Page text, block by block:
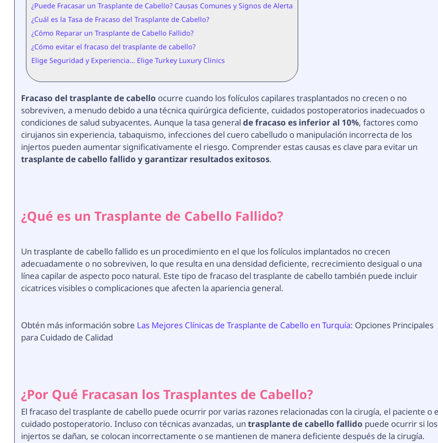
¿Puede Fracasar un Trasplante de Cabello? Causas Comunes y Signos de Alerta
¿Cuál es la Tasa de Fracaso del Trasplante de Cabello?
¿Cómo Reparar un Trasplante de Cabello Fallido?
¿Cómo evitar el fracaso del trasplante de cabello?
Elige Seguridad y Experiencia… Elige Turkey Luxury Clinics
Fracaso del trasplante de cabello ocurre cuando los folículos capilares trasplantados no crecen o no
sobreviven, a menudo debido a una técnica quirúrgica deficiente, cuidados postoperatorios inadecuados o
condiciones de salud subyacentes. Aunque la tasa generalde fracaso es inferior al 10%, factores como
cirujanos sin experiencia, tabaquismo, infecciones del cuero cabelludo o manipulación incorrecta de los
injertos pueden aumentar significativamente el riesgo. Comprender estas causas es clave para evitar un
trasplante de cabello fallido y garantizar resultados exitosos.
¿Qué es un Trasplante de Cabello Fallido?
Un trasplante de cabello fallido es un procedimiento en el que los folículos implantados no crecen
adecuadamente o no sobreviven, lo que resulta en una densidad deficiente, recrecimiento desigual o una
línea capilar de aspecto poco natural. Este tipo de fracaso del trasplante de cabello también puede incluir
cicatrices visibles o complicaciones que afecten la apariencia general.
Obtén más información sobre Las Mejores Clínicas de Trasplante de Cabello en Turquía: Opciones Principales
para Cuidado de Calidad
¿Por Qué Fracasan los Trasplantes de Cabello?
El fracaso del trasplante de cabello puede ocurrir por varias razones relacionadas con la cirugía, el paciente o
cuidado postoperatorio. Incluso con técnicas avanzadas, untrasplante de cabello fallido puede ocurrir si los
injertos se dañan, se colocan incorrectamente o se mantienen de manera deficiente después de la cirugía.